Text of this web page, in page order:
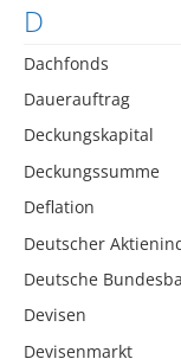
D
Dachfonds
Dauerauftrag
Deckungskapital
Deckungssumme
Deflation
Deutscher
Deutsche
Devisen
Devisenmarkt